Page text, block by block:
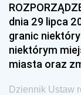
dnia 29 lipca
granic
niektórym
miasta oraz
Dziennik Ustaw